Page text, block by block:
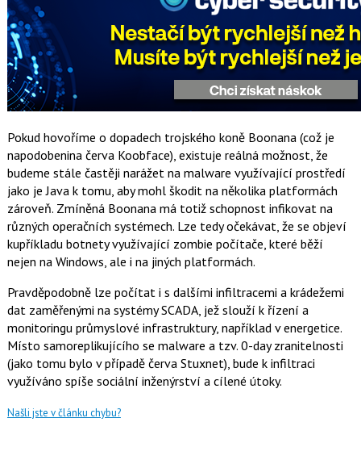
Pokud hovoříme o dopadech trojského koně Boonana (což je
napodobenina červa Koobface), existuje reálná možnost, že
budeme stále častěji narážet na malware využívající prostředí
jako je Java k tomu, aby mohl škodit na několika platformách
zároveň. Zmíněná Boonana má totiž schopnost infikovat na
různých operačních systémech. Lze tedy očekávat, že se objeví
kupříkladu botnety využívající zombie počítače, které běží
nejen na Windows, ale i na jiných platformách.
Pravděpodobně lze počítat i s dalšími infiltracemi a krádežemi
dat zaměřenými na systémy SCADA, jež slouží k řízení a
monitoringu průmyslové infrastruktury, například v energetice.
Místo samoreplikujícího se malware a tzv. 0-day zranitelnosti
(jako tomu bylo v případě červa Stuxnet), bude k infiltraci
využíváno spíše sociální inženýrství a cílené útoky.
Našli jste v článku chybu?